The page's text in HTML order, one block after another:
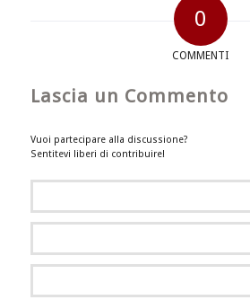
0
COMMENTI
Lascia un Commento
Vuoi partecipare alla discussione?
Sentitevi liberi di contribuire!